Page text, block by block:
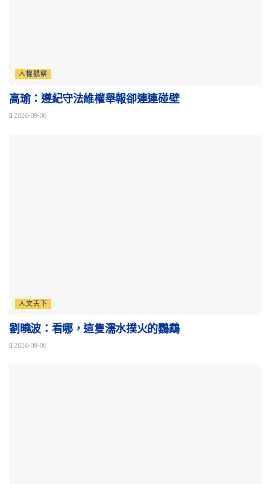
人權觀察
高瑜：遵紀守法維權舉報卻連連碰壁
2026-08-06
人文天下
劉曉波：看哪，這隻濡水撲火的鸚鵡
2026-08-06